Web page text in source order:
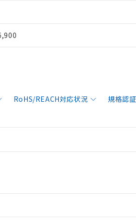
RoHS/REACH対応状況 規格認